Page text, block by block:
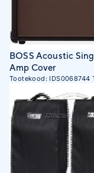
BOSS Acoustic
Amp Cover
Tootekood: IDS0068744